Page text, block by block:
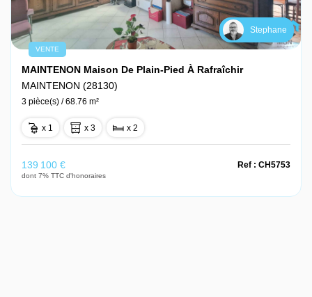
Stephane
VENTE
MAINTENON Maison De Plain-Pied À Rafraîchir
MAINTENON (28130)
3 pièce(s) / 68.76 m²
x 1 x 3 x 2
139 100 €
dont 7% TTC d'honoraires
Ref : CH5753